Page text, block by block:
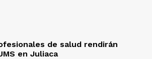
de salud rendirán
en Juliaca